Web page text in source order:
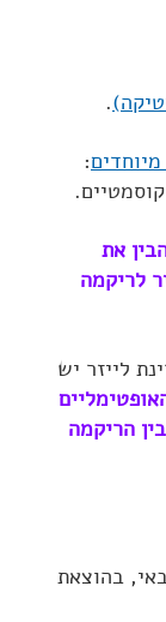
.
:
את
לריקמה
לייזר יש
הריקמה
בהוצאת